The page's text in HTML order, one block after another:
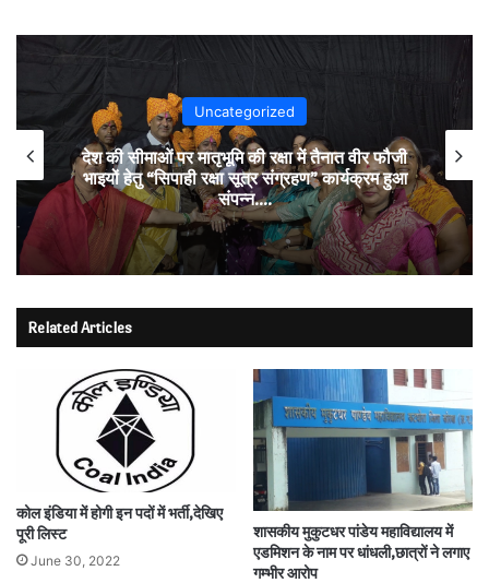
Uncategorized
देश की सीमाओं पर मातृभूमि की रक्षा में तैनात वीर फौजी
भाइयों हेतु “सिपाही रक्षा सूत्र संग्रहण” कार्यक्रम हुआ
संपन्न….
Related Articles
कोल इंडिया में होगी इन पदों में भर्ती,देखिए
पूरी लिस्ट
June 30, 2022
शासकीय मुकुटधर पांडेय महाविद्यालय में
एडमिशन के नाम पर धांधली,छात्रों ने लगाए
गम्भीर आरोप